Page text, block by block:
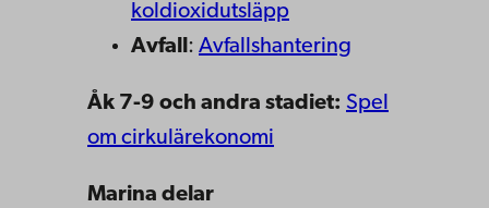
koldioxidutsläpp
Avfall: Avfallshantering
Åk 7-9 och andra stadiet: Spel
om cirkulärekonomi
Marina delar